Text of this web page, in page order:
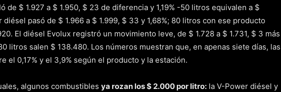
de $ 1.927 a $ 1.950, $ 23 de diferencia y 1,19% -50 litros equivalen a $
diésel pasó de $ 1.966 a $ 1.999, $ 33 y 1,68%; 80 litros con ese producto
El diésel Evolux registró un movimiento leve, de $ 1.728 a $ 1.731, $ 3 más
litros salen $ 138.480. Los números muestran que, en apenas siete días, las
el 0,17% y el 3,9% según el producto y la estación.
algunos combustibles ya rozan los $ 2.000 por litro: la V-Power diésel y